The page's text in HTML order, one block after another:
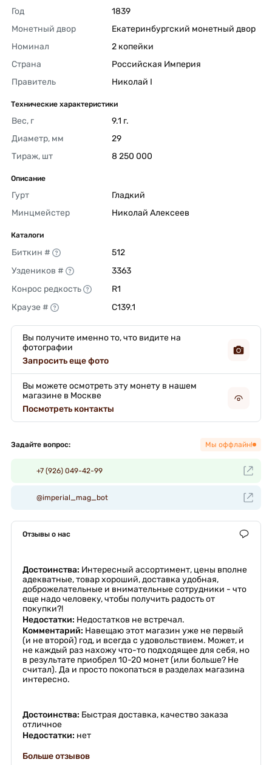
Год
1839
Монетный двор
Екатеринбургский монетный двор
Номинал
2 копейки
Страна
Российская Империя
Правитель
Николай I
Технические характеристики
Вес, г
9.1 г.
Диаметр, мм
29
Тираж, шт
8 250 000
Описание
Гурт
Гладкий
Минцмейстер
Николай Алексеев
Каталоги
Биткин #
512
Уздеников #
3363
Конрос редкость
R1
Краузе #
C139.1
Вы получите именно то, что видите на
фотографии
Запросить еще фото
Вы можете осмотреть эту монету в нашем
магазине в Москве
Посмотреть контакты
Задайте вопрос: Мы оффлайн!
+7 (926) 049-42-99
@imperial_mag_bot
Отзывы о нас
Достоинства: Интересный ассортимент, цены вполне
адекватные, товар хороший, доставка удобная,
доброжелательные и внимательные сотрудники - что
еще надо человеку, чтобы получить радость от
покупки?!
Недостатки: Недостатков не встречал.
Комментарий: Навещаю этот магазин уже не первый
(и не второй) год, и всегда с удовольствием. Может, и
не каждый раз нахожу что-то подходящее для себя, но
в результате приобрел 10-20 монет (или больше? Не
считал). Да и просто покопаться в разделах магазина
интересно.
Достоинства: Быстрая доставка, качество заказа
отличное
Недостатки: нет
Больше отзывов